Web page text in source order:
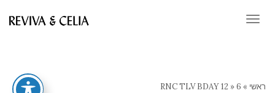
תפריט
ראשי »
RNC TLV BDAY 12 »6